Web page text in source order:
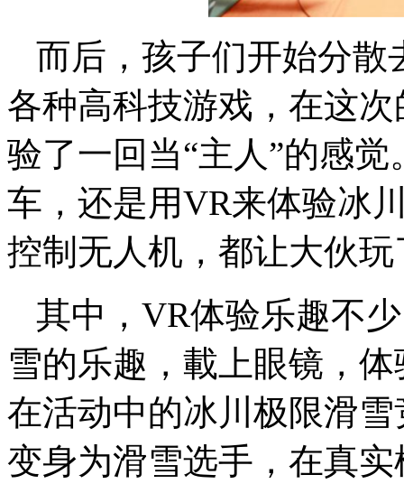
而后，孩子们开始分散
各种高科技游戏，在这
验了一回当“主人”的感
车，还是用VR来体验冰
控制无人机，都让大伙
其中，VR体验乐趣不
雪的乐趣，載上眼镜，
在活动中的冰川极限滑
变身为滑雪选手，在真